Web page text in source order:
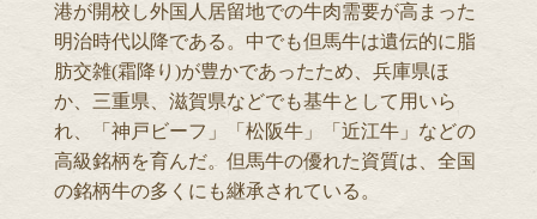
港が開校し外国人居留地での牛肉需要が高まった
明治時代以降である。中でも但馬牛は遺伝的に脂
肪交雑(霜降り)が豊かであったため、兵庫県ほ
か、三重県、滋賀県などでも基牛として用いら
れ、「神戸ビーフ」「松阪牛」「近江牛」などの
高級銘柄を育んだ。但馬牛の優れた資質は、全国
の銘柄牛の多くにも継承されている。